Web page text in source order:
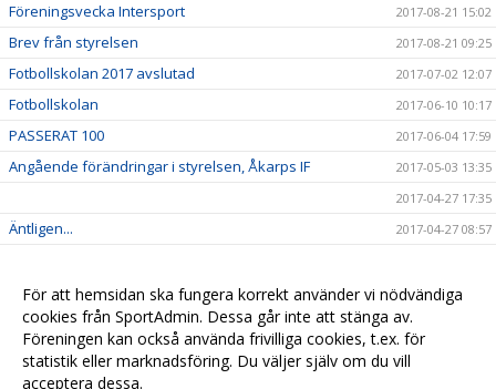
Föreningsvecka Intersport 2017-08-21 15:02
Brev från styrelsen 2017-08-21 09:25
Fotbollskolan 2017 avslutad 2017-07-02 12:07
Fotbollskolan 2017-06-10 10:17
PASSERAT 100 2017-06-04 17:59
Angående förändringar i styrelsen, Åkarps IF
2017-05-03 13:35
2017-04-27 17:35
Äntligen... 2017-04-27 08:57
Nyheter i profilsortimentet 2017-02-03 08:10
Utbildning genomförd 2016-12-12 20:40
För att hemsidan ska fungera korrekt använder vi nödvändiga
cookies från SportAdmin. Dessa går inte att stänga av.
Föreningen kan också använda frivilliga cookies, t.ex. för
statistik eller marknadsföring. Du väljer själv om du vill
acceptera dessa.